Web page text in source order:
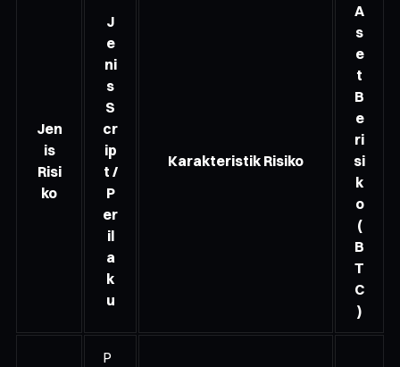
Jen
is
Risi
ko
J
e
ni
s
S
cr
ip
t /
P
er
il
a
k
u
Karakteristik Risiko
A
s
e
t
B
e
ri
si
k
o
(
B
T
C
)
P